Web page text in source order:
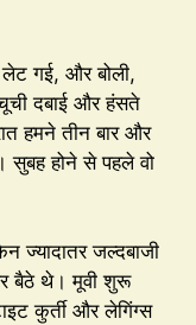
गई, और बोली,
दबाई और हंसते
हमने तीन बार और
सुबह होने से पहले वो
ज्यादातर जल्दबाजी
बैठे थे। मूवी शुरू
कुर्ती और लेगिंग्स